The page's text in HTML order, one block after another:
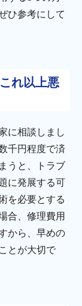
ひ参考にして
れ以上悪
に相談しまし
千円程度で済
うと、トラブ
に発展する可
を必要とする
合、修理費用
から、早めの
とが大切で